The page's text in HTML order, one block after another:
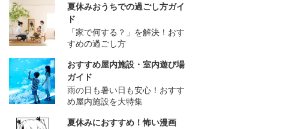
夏休みおうちでの過ごし方ガイ
ド
「家で何する？」を解決！おす
すめの過ごし方
おすすめ屋内施設・室内遊び場
ガイド
雨の日も暑い日も安心！おすす
め屋内施設を大特集
夏休みにおすすめ！怖い漫画